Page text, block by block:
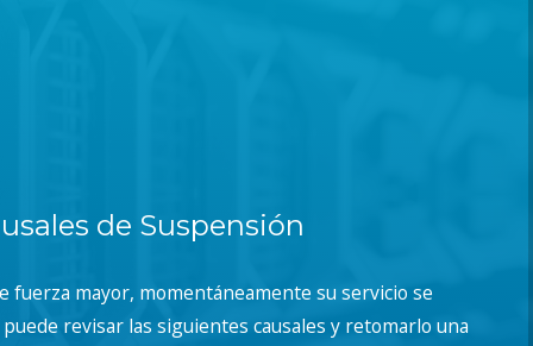
de Suspensión
fuerza mayor, momentáneamente su servicio se
revisar las siguientes causales y retomarlo una